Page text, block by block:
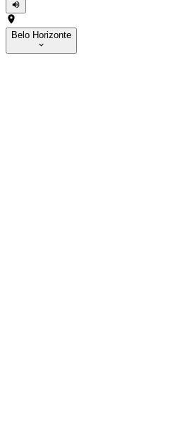
Belo Horizonte